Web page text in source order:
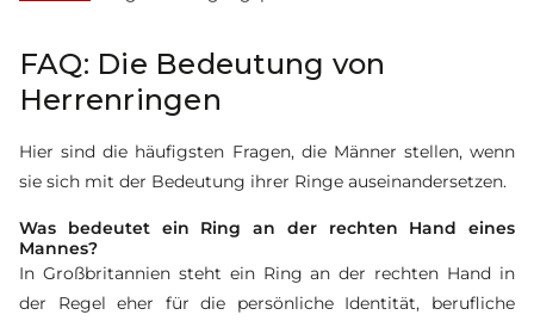
FAQ: Die Bedeutung von
Herrenringen
Hier sind die häufigsten Fragen, die Männer stellen, wenn
sie sich mit der Bedeutung ihrer Ringe auseinandersetzen.
Was bedeutet ein Ring an der rechten Hand eines
Mannes?
In Großbritannien steht ein Ring an der rechten Hand in
der Regel eher für die persönliche Identität, berufliche